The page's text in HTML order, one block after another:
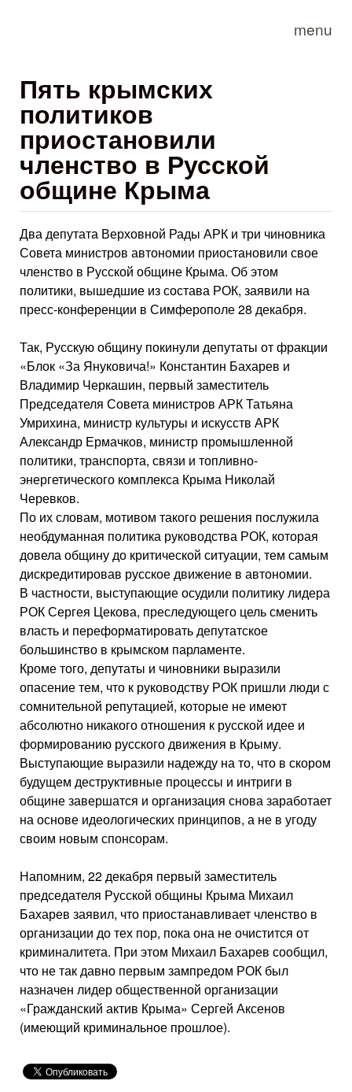
menu
Пять крымских
политиков
приостановили
членство в Русской
общине Крыма
Два депутата Верховной Рады АРК и три чиновника
Совета министров автономии приостановили свое
членство в Русской общине Крыма. Об этом
политики, вышедшие из состава РОК, заявили на
пресс-конференции в Симферополе 28 декабря.
Так, Русскую общину покинули депутаты от фракции
«Блок «За Януковича!» Константин Бахарев и
Владимир Черкашин, первый заместитель
Председателя Совета министров АРК Татьяна
Умрихина, министр культуры и искусств АРК
Александр Ермачков, министр промышленной
политики, транспорта, связи и топливно-
энергетического комплекса Крыма Николай
Черевков.
По их словам, мотивом такого решения послужила
необдуманная политика руководства РОК, которая
довела общину до критической ситуации, тем самым
дискредитировав русское движение в автономии.
В частности, выступающие осудили политику лидера
РОК Сергея Цекова, преследующего цель сменить
власть и переформатировать депутатское
большинство в крымском парламенте.
Кроме того, депутаты и чиновники выразили
опасение тем, что к руководству РОК пришли люди с
сомнительной репутацией, которые не имеют
абсолютно никакого отношения к русской идее и
формированию русского движения в Крыму.
Выступающие выразили надежду на то, что в скором
будущем деструктивные процессы и интриги в
общине завершатся и организация снова заработает
на основе идеологических принципов, а не в угоду
своим новым спонсорам.
Напомним, 22 декабря первый заместитель
председателя Русской общины Крыма Михаил
Бахарев заявил, что приостанавливает членство в
организации до тех пор, пока она не очистится от
криминалитета. При этом Михаил Бахарев сообщил,
что не так давно первым зампредом РОК был
назначен лидер общественной организации
«Гражданский актив Крыма» Сергей Аксенов
(имеющий криминальное прошлое).